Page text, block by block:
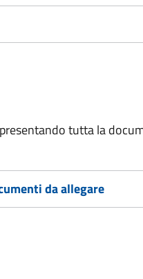
tutta la
da allegare